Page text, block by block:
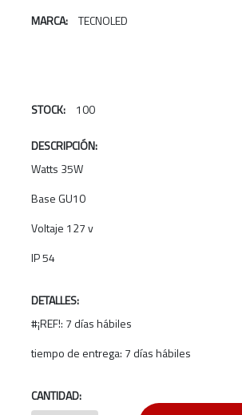
MARCA: TECNOLED
STOCK: 100
DESCRIPCIÓN:
Watts 35W
Base GU10
Voltaje 127 v
IP 54
DETALLES:
#¡REF!: 7 días hábiles
tiempo de entrega: 7 días hábiles
CANTIDAD: